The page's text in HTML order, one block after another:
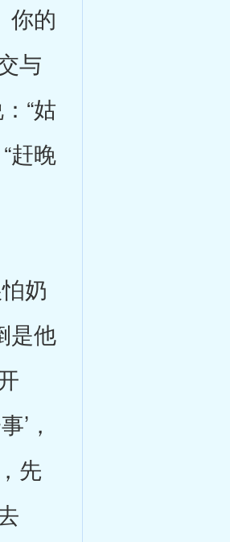
你的
与
“姑
赶晚
奶
是他
’，
先